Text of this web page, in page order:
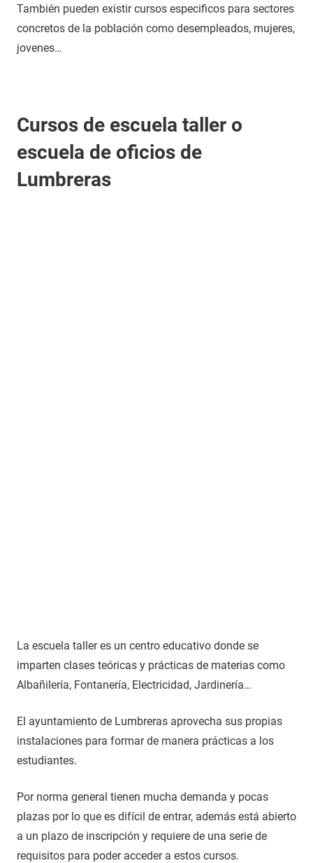
También pueden existir cursos especificos para sectores
concretos de la población como desempleados, mujeres,
jovenes…
Cursos de escuela taller o
escuela de oficios de
Lumbreras
La escuela taller es un centro educativo donde se
imparten clases teóricas y prácticas de materias como
Albañilería, Fontanería, Electricidad, Jardinería…
El ayuntamiento de Lumbreras aprovecha sus propias
instalaciones para formar de manera prácticas a los
estudiantes.
Por norma general tienen mucha demanda y pocas
plazas por lo que es difícil de entrar, además está abierto
a un plazo de inscripción y requiere de una serie de
requisitos para poder acceder a estos cursos.